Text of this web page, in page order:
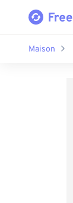
Maison